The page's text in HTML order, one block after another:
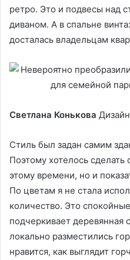
ретро. Это и подвесы над
диваном. А в спальне
досталась владельцам
Светлана Конькова
Стиль был задан самим
Поэтому хотелось сделать
этому времени, но и
По цветам я не стала
количество. Это
подчеркивает деревянная
локально разместились
нравится, как выглядит